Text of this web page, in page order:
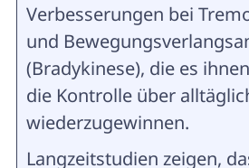
Verbesserungen bei
und
(Bradykinese), die es
die Kontrolle über
wiederzugewinnen.
Langzeitstudien zeigen,